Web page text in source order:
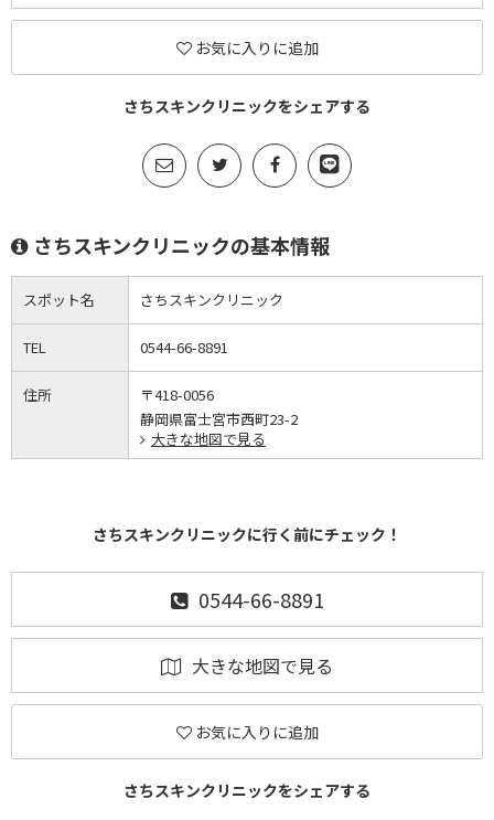
お気に入りに追加
さちスキンクリニックをシェアする
さちスキンクリニックの基本情報
スポット名 さちスキンクリニック
TEL 0544-66-8891
住所
〒418-0056
静岡県富士宮市西町23-2
大きな地図で見る
さちスキンクリニックに行く前にチェック！
0544-66-8891
大きな地図で見る
お気に入りに追加
さちスキンクリニックをシェアする